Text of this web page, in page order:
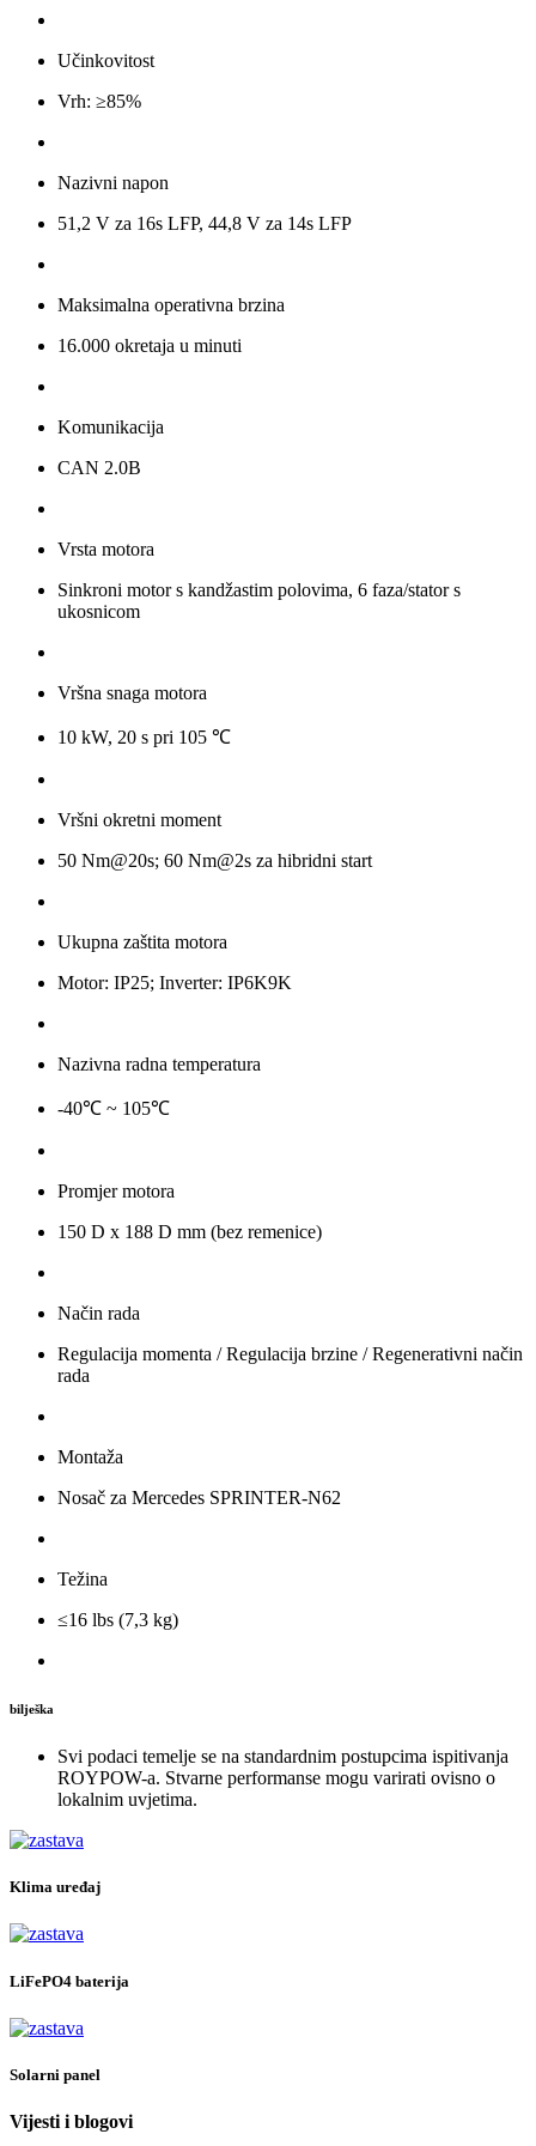
Učinkovitost
Vrh: ≥85%
Nazivni napon
51,2 V za 16s LFP, 44,8 V za 14s LFP
Maksimalna operativna brzina
16.000 okretaja u minuti
Komunikacija
CAN 2.0B
Vrsta motora
Sinkroni motor s kandžastim polovima, 6 faza/stator s
ukosnicom
Vršna snaga motora
10 kW, 20 s pri 105 ℃
Vršni okretni moment
50 Nm@20s; 60 Nm@2s za hibridni start
Ukupna zaštita motora
Motor: IP25; Inverter: IP6K9K
Nazivna radna temperatura
-40℃ ~ 105℃
Promjer motora
150 D x 188 D mm (bez remenice)
Način rada
Regulacija momenta / Regulacija brzine / Regenerativni način
rada
Montaža
Nosač za Mercedes SPRINTER-N62
Težina
≤16 lbs (7,3 kg)
bilješka
Svi podaci temelje se na standardnim postupcima ispitivanja
ROYPOW-a. Stvarne performanse mogu varirati ovisno o
lokalnim uvjetima.
Klima uređaj
LiFePO4 baterija
Solarni panel
Vijesti i blogovi